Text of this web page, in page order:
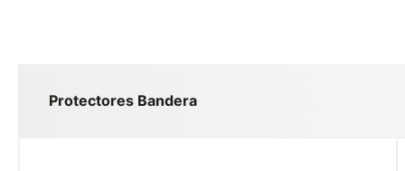
Protectores Bandera